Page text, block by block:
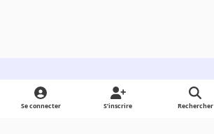
Light ModeDark ModeSystem Preference
Se connecter S’inscrire Rechercher